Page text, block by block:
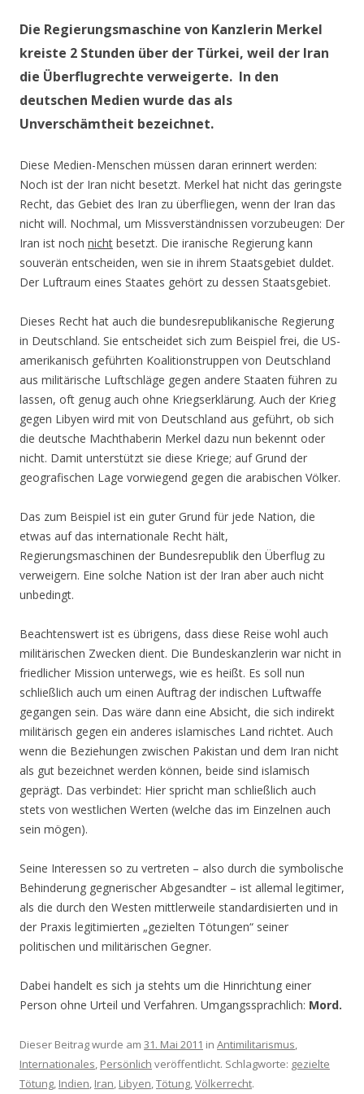
Die Regierungsmaschine von Kanzlerin Merkel
kreiste 2 Stunden über der Türkei, weil der Iran
die Überflugrechte verweigerte. In den
deutschen Medien wurde das als
Unverschämtheit bezeichnet.
Diese Medien-Menschen müssen daran erinnert werden:
Noch ist der Iran nicht besetzt. Merkel hat nicht das geringste
Recht, das Gebiet des Iran zu überfliegen, wenn der Iran das
nicht will. Nochmal, um Missverständnissen vorzubeugen: Der
Iran ist noch nicht besetzt. Die iranische Regierung kann
souverän entscheiden, wen sie in ihrem Staatsgebiet duldet.
Der Luftraum eines Staates gehört zu dessen Staatsgebiet.
Dieses Recht hat auch die bundesrepublikanische Regierung
in Deutschland. Sie entscheidet sich zum Beispiel frei, die US-
amerikanisch geführten Koalitionstruppen von Deutschland
aus militärische Luftschläge gegen andere Staaten führen zu
lassen, oft genug auch ohne Kriegserklärung. Auch der Krieg
gegen Libyen wird mit von Deutschland aus geführt, ob sich
die deutsche Machthaberin Merkel dazu nun bekennt oder
nicht. Damit unterstützt sie diese Kriege; auf Grund der
geografischen Lage vorwiegend gegen die arabischen Völker.
Das zum Beispiel ist ein guter Grund für jede Nation, die
etwas auf das internationale Recht hält,
Regierungsmaschinen der Bundesrepublik den Überflug zu
verweigern. Eine solche Nation ist der Iran aber auch nicht
unbedingt.
Beachtenswert ist es übrigens, dass diese Reise wohl auch
militärischen Zwecken dient. Die Bundeskanzlerin war nicht in
friedlicher Mission unterwegs, wie es heißt. Es soll nun
schließlich auch um einen Auftrag der indischen Luftwaffe
gegangen sein. Das wäre dann eine Absicht, die sich indirekt
militärisch gegen ein anderes islamisches Land richtet. Auch
wenn die Beziehungen zwischen Pakistan und dem Iran nicht
als gut bezeichnet werden können, beide sind islamisch
geprägt. Das verbindet: Hier spricht man schließlich auch
stets von westlichen Werten (welche das im Einzelnen auch
sein mögen).
Seine Interessen so zu vertreten – also durch die symbolische
Behinderung gegnerischer Abgesandter – ist allemal legitimer,
als die durch den Westen mittlerweile standardisierten und in
der Praxis legitimierten „gezielten Tötungen“ seiner
politischen und militärischen Gegner.
Dabei handelt es sich ja stehts um die Hinrichtung einer
Person ohne Urteil und Verfahren. Umgangssprachlich: Mord.
Dieser Beitrag wurde am 31. Mai 2011 in Antimilitarismus,
Internationales, Persönlich veröffentlicht. Schlagworte: gezielte
Tötung, Indien, Iran, Libyen,Tötung,Völkerrecht.